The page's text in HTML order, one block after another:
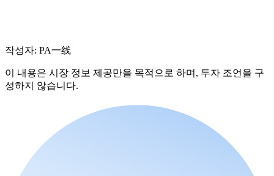
작성자: PA一线
이 내용은 시장 정보 제공만을 목적으로 하며, 투자 조언을 구
성하지 않습니다.